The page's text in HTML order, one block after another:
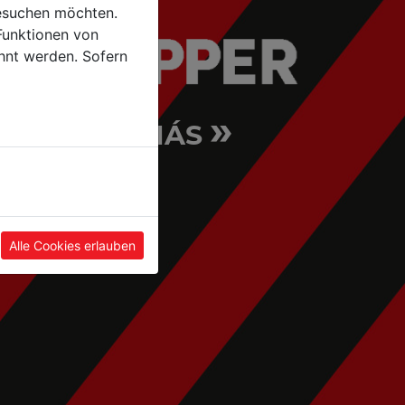
CONOCER MÁS »
möchten.
von
werden. Sofern
Alle Cookies erlauben